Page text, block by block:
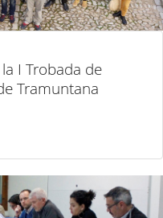
I Trobada de
Tramuntana